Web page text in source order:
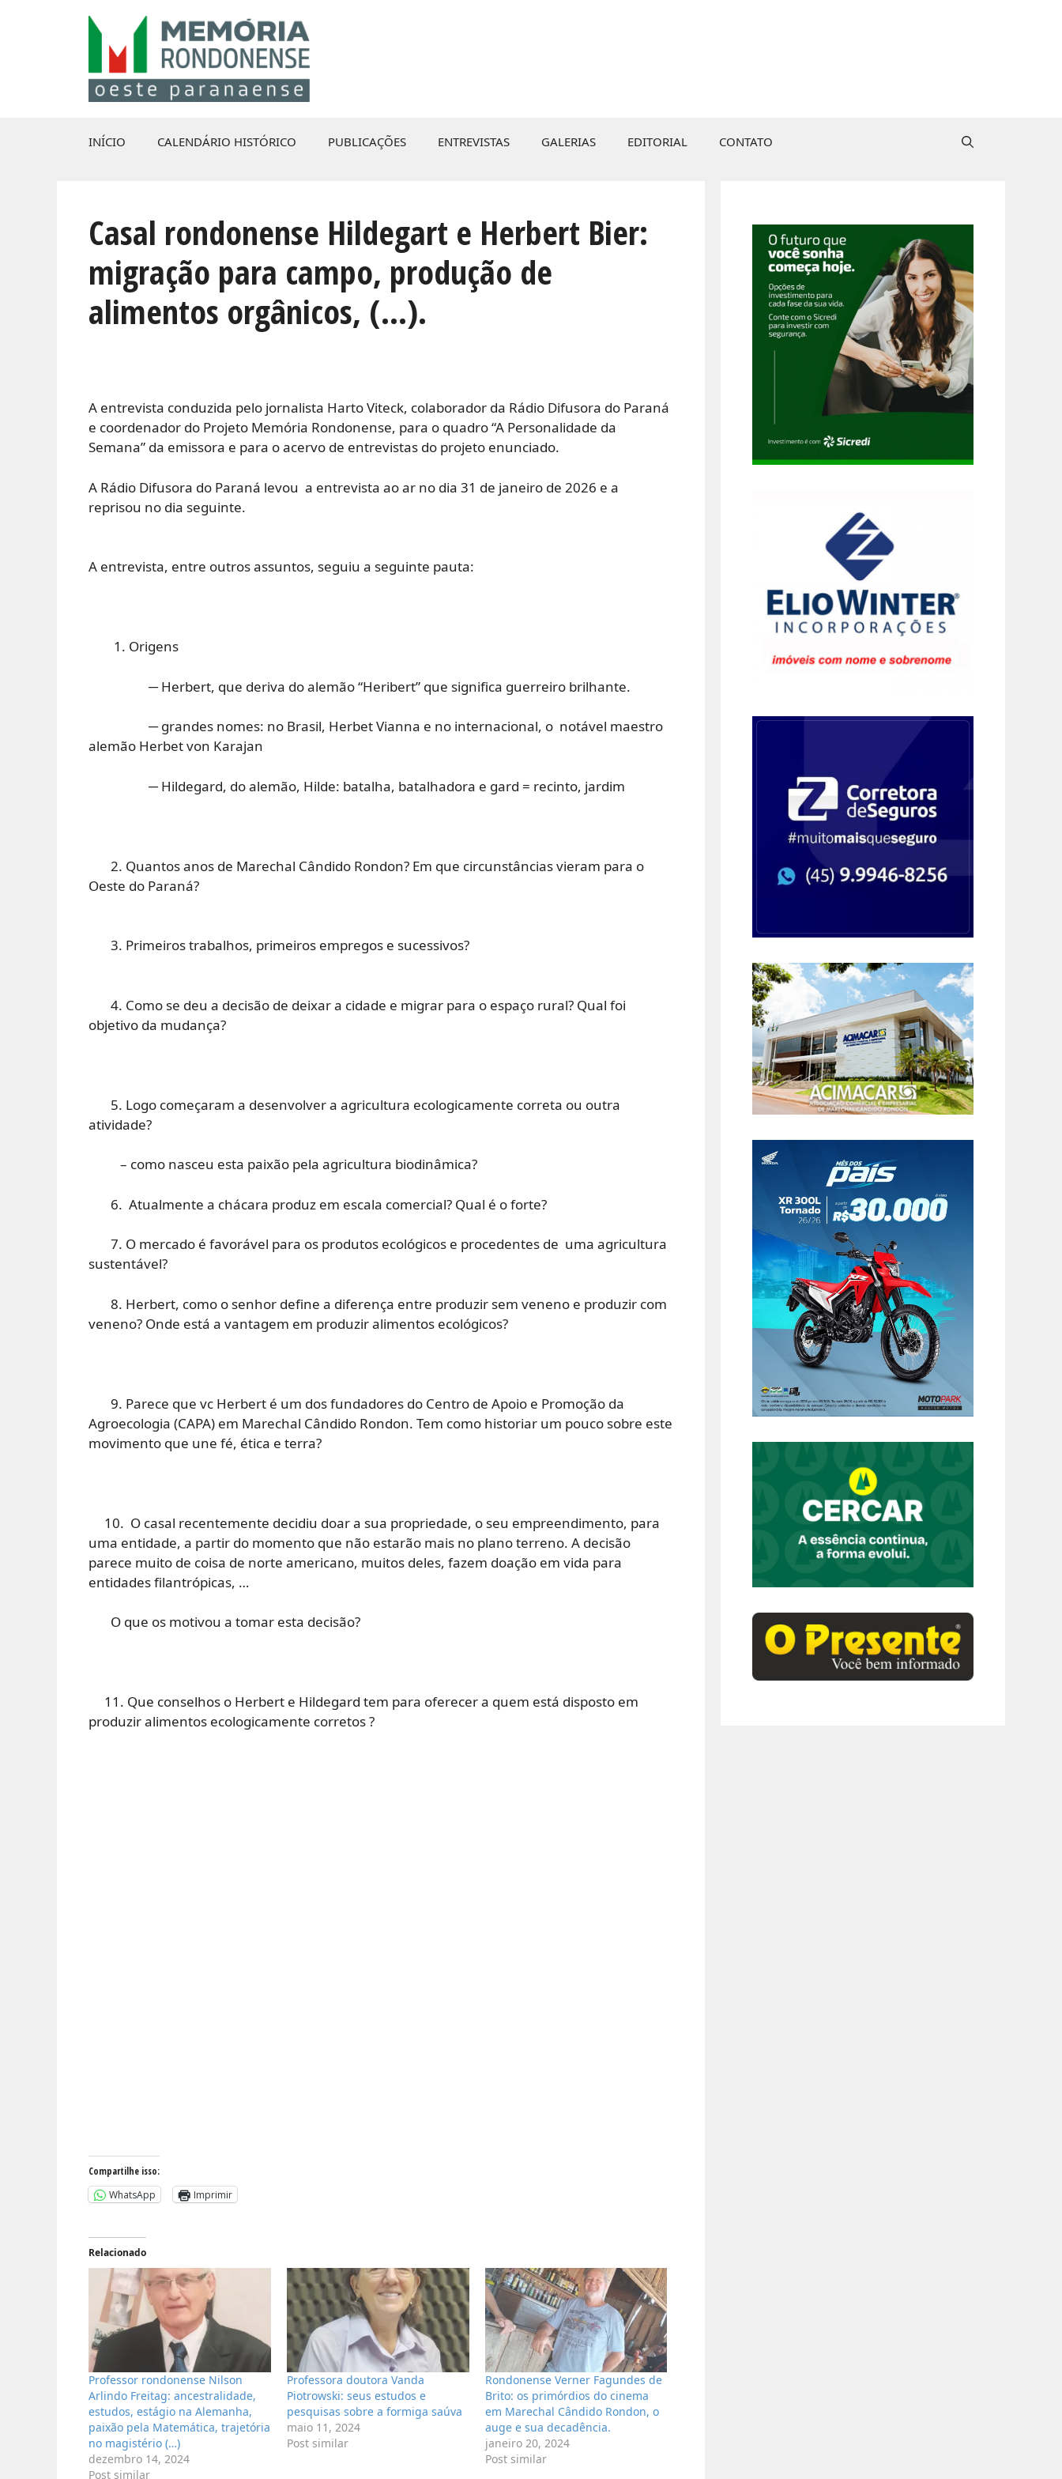
INÍCIO CALENDÁRIO HISTÓRICO PUBLICAÇÕES ENTREVISTAS GALERIAS EDITORIAL CONTATO
Casal rondonense Hildegart e Herbert Bier:
migração para campo, produção de
alimentos orgânicos, (…).
A entrevista conduzida pelo jornalista Harto Viteck, colaborador da Rádio Difusora do Paraná
e coordenador do Projeto Memória Rondonense, para o quadro “A Personalidade da
Semana” da emissora e para o acervo de entrevistas do projeto enunciado.
A Rádio Difusora do Paraná levou a entrevista ao ar no dia 31 de janeiro de 2026 e a
reprisou no dia seguinte.
A entrevista, entre outros assuntos, seguiu a seguinte pauta:
Origens
─ Herbert, que deriva do alemão “Heribert” que significa guerreiro brilhante.
─ grandes nomes: no Brasil, Herbet Vianna e no internacional, o notável maestro
alemão Herbet von Karajan
─ Hildegard, do alemão, Hilde: batalha, batalhadora e gard = recinto, jardim
2. Quantos anos de Marechal Cândido Rondon? Em que circunstâncias vieram para o
Oeste do Paraná?
3. Primeiros trabalhos, primeiros empregos e sucessivos?
4. Como se deu a decisão de deixar a cidade e migrar para o espaço rural? Qual foi
objetivo da mudança?
5. Logo começaram a desenvolver a agricultura ecologicamente correta ou outra
atividade?
– como nasceu esta paixão pela agricultura biodinâmica?
6. Atualmente a chácara produz em escala comercial? Qual é o forte?
7. O mercado é favorável para os produtos ecológicos e procedentes de uma agricultura
sustentável?
8. Herbert, como o senhor define a diferença entre produzir sem veneno e produzir com
veneno? Onde está a vantagem em produzir alimentos ecológicos?
9. Parece que vc Herbert é um dos fundadores do Centro de Apoio e Promoção da
Agroecologia (CAPA) em Marechal Cândido Rondon. Tem como historiar um pouco sobre este
movimento que une fé, ética e terra?
10. O casal recentemente decidiu doar a sua propriedade, o seu empreendimento, para
uma entidade, a partir do momento que não estarão mais no plano terreno. A decisão
parece muito de coisa de norte americano, muitos deles, fazem doação em vida para
entidades filantrópicas, …
O que os motivou a tomar esta decisão?
11. Que conselhos o Herbert e Hildegard tem para oferecer a quem está disposto em
produzir alimentos ecologicamente corretos ?
Compartilhe isso:
WhatsApp
Imprimir
Relacionado
Professor rondonense Nilson
Arlindo Freitag: ancestralidade,
estudos, estágio na Alemanha,
paixão pela Matemática, trajetória
no magistério (…)
dezembro 14, 2024
Post similar
Professora doutora Vanda
Piotrowski: seus estudos e
pesquisas sobre a formiga saúva
maio 11, 2024
Post similar
Rondonense Verner Fagundes de
Brito: os primórdios do cinema
em Marechal Cândido Rondon, o
auge e sua decadência.
janeiro 20, 2024
Post similar